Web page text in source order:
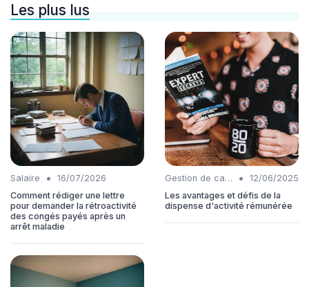
Les plus lus
Salaire •
16/07/2026
Comment rédiger une lettre
pour demander la rétroactivité
des congés payés après un
arrêt maladie
Gestion de carrière •
12/06/2025
Les avantages et défis de la
dispense d'activité rémunérée